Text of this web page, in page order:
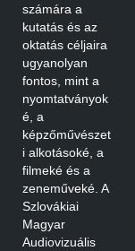
számára a
kutatás és az
oktatás céljaira
ugyanolyan
fontos, mint a
nyomtatványok
é, a
képzőművészet
i alkotásoké, a
filmeké és a
zeneműveké. A
Szlovákiai
Magyar
Audiovizuális